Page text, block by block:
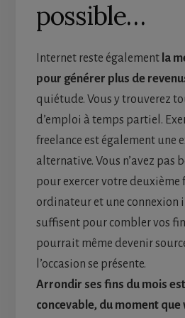
possible…
Internet reste également la
pour générer plus de
quiétude. Vous y trouverez
d’emploi à temps partiel.
freelance est également une
alternative. Vous n’avez pas
pour exercer votre deuxième
ordinateur et une connexion
suffisent pour combler vos
pourrait même devenir
l’occasion se présente.
Arrondir ses fins du mois
concevable, du moment que